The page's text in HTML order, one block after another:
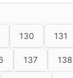
”，考点通过视频
行网上巡查，确保考试公平公正。 兰州
130 131
137 138